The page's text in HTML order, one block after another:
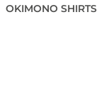
OKIMONO SHIRTS